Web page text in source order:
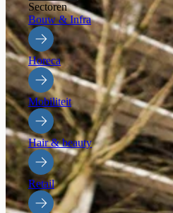
Sectoren
Bouw & Infra
Horeca
Mobiliteit
Hair & beauty
Retail